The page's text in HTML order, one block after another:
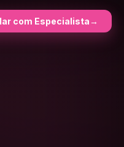
com Especialista→